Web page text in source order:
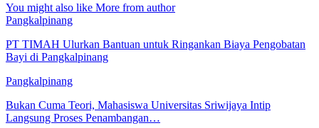
You might also like More from author
Pangkalpinang
PT TIMAH Ulurkan Bantuan untuk Ringankan Biaya Pengobatan
Bayi di Pangkalpinang
Pangkalpinang
Bukan Cuma Teori, Mahasiswa Universitas Sriwijaya Intip
Langsung Proses Penambangan…